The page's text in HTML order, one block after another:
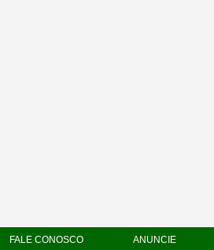
FALE CONOSCO ANUNCIE